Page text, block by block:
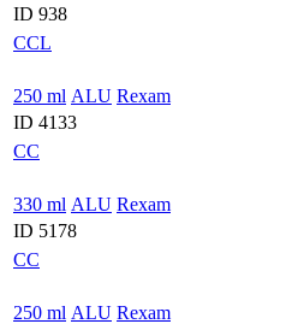
ID 938
CCL
250 ml ALU Rexam
ID 4133
CC
330 ml ALU Rexam
ID 5178
CC
250 ml ALU Rexam